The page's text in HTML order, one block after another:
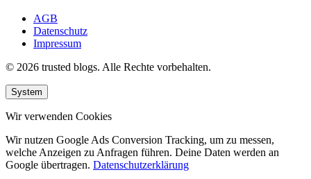
AGB
Datenschutz
Impressum
© 2026 trusted blogs. Alle Rechte vorbehalten.
System
Wir verwenden Cookies
Wir nutzen Google Ads Conversion Tracking, um zu messen,
welche Anzeigen zu Anfragen führen. Deine Daten werden an
Google übertragen. Datenschutzerklärung